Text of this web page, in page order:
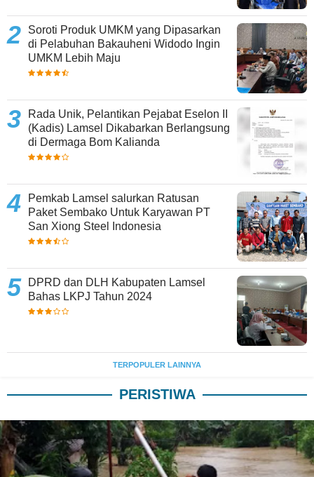
Soroti Produk UMKM yang Dipasarkan
di Pelabuhan Bakauheni Widodo Ingin
UMKM Lebih Maju
Rada Unik, Pelantikan Pejabat Eselon II
(Kadis) Lamsel Dikabarkan Berlangsung
di Dermaga Bom Kalianda
Pemkab Lamsel salurkan Ratusan
Paket Sembako Untuk Karyawan PT
San Xiong Steel Indonesia
DPRD dan DLH Kabupaten Lamsel
Bahas LKPJ Tahun 2024
TERPOPULER LAINNYA
PERISTIWA